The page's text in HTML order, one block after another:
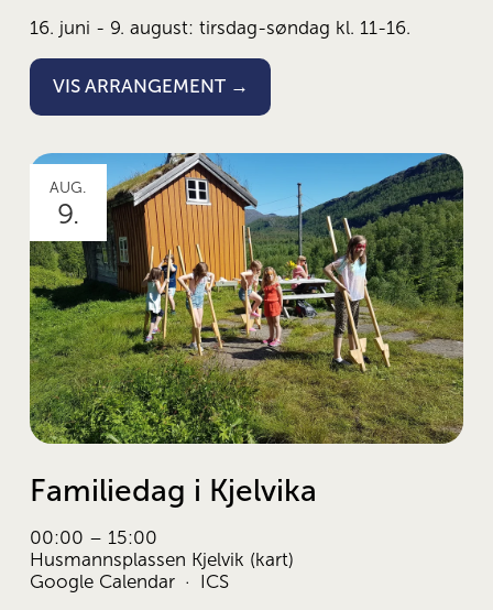
16. juni - 9. august: tirsdag-søndag kl. 11-16.
VIS ARRANGEMENT →
AUG.
9.
Familiedag i Kjelvika
00:00
15:00
Husmannsplassen Kjelvik (kart)
Google Calendar
ICS